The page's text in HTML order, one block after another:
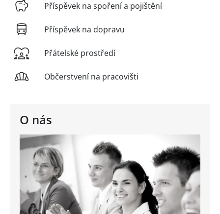
O nás
Příspěvek na spoření a pojištění
Příspěvek na dopravu
Přátelské prostředí
Občerstvení na pracovišti